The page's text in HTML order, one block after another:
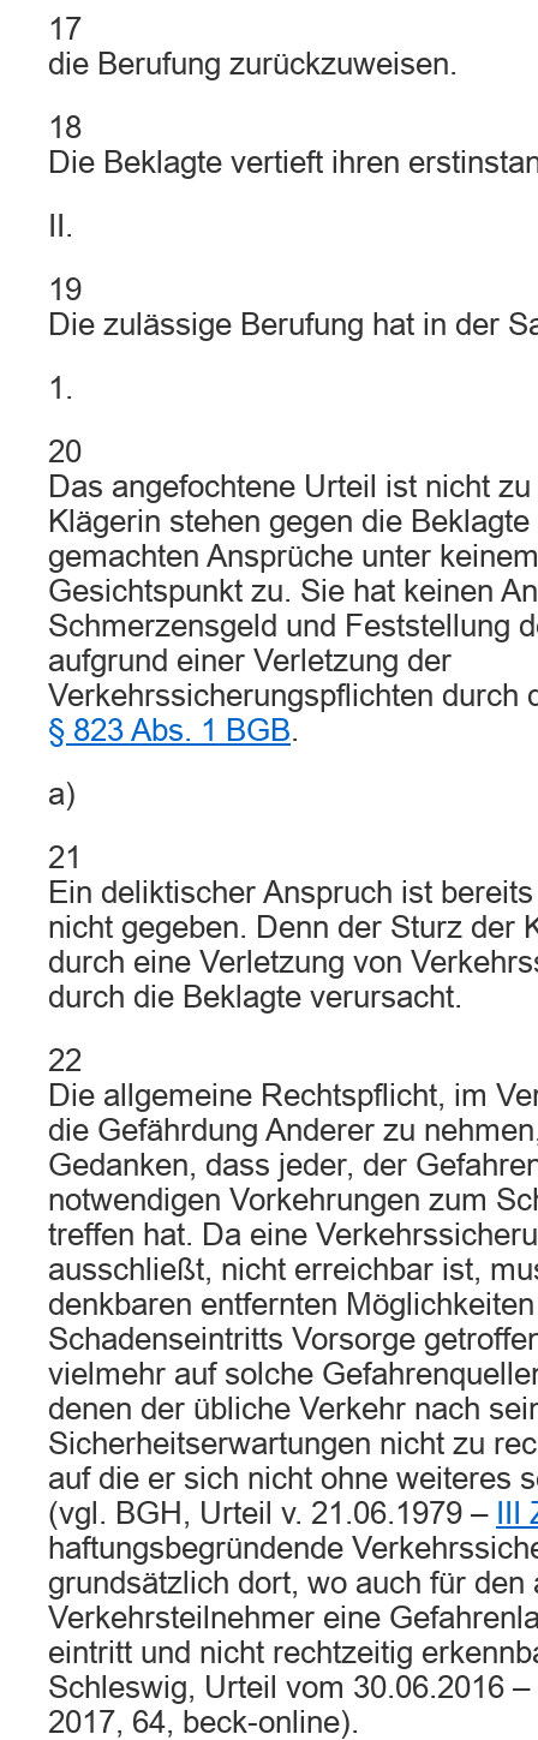
17
die Berufung zurückzuweisen.
18
Die Beklagte vertieft ihren
II.
19
Die zulässige Berufung hat in der
1.
20
Das angefochtene Urteil ist nicht
Klägerin stehen gegen die
gemachten Ansprüche unter
Gesichtspunkt zu. Sie hat keinen
Schmerzensgeld und Feststellung
aufgrund einer Verletzung der
Verkehrssicherungspflichten durch
§ 823 Abs. 1 BGB.
a)
21
Ein deliktischer Anspruch ist
nicht gegeben. Denn der Sturz der
durch eine Verletzung von
durch die Beklagte verursacht.
22
Die allgemeine Rechtspflicht, im
die Gefährdung Anderer zu
Gedanken, dass jeder, der
notwendigen Vorkehrungen zum
treffen hat. Da eine
ausschließt, nicht erreichbar ist,
denkbaren entfernten
Schadenseintritts Vorsorge
vielmehr auf solche
denen der übliche Verkehr nach
Sicherheitserwartungen nicht zu
auf die er sich nicht ohne weiteres
(vgl. BGH, Urteil v. 21.06.1979 –
haftungsbegründende
grundsätzlich dort, wo auch für den
Verkehrsteilnehmer eine
eintritt und nicht rechtzeitig
Schleswig, Urteil vom 30.06.2016 –
2017, 64, beck-online).